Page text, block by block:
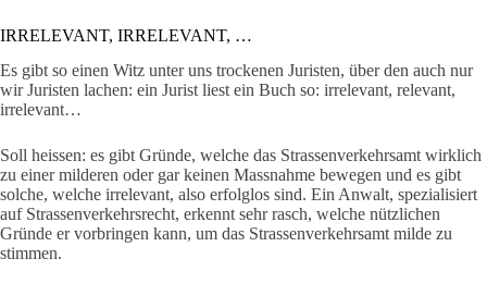
IRRELEVANT, IRRELEVANT, …
Es gibt so einen Witz unter uns trockenen Juristen, über den auch nur
wir Juristen lachen: ein Jurist liest ein Buch so: irrelevant, relevant,
irrelevant…
Soll heissen: es gibt Gründe, welche das Strassenverkehrsamt wirklich
zu einer milderen oder gar keinen Massnahme bewegen und es gibt
solche, welche irrelevant, also erfolglos sind. Ein Anwalt, spezialisiert
auf Strassenverkehrsrecht, erkennt sehr rasch, welche nützlichen
Gründe er vorbringen kann, um das Strassenverkehrsamt milde zu
stimmen.